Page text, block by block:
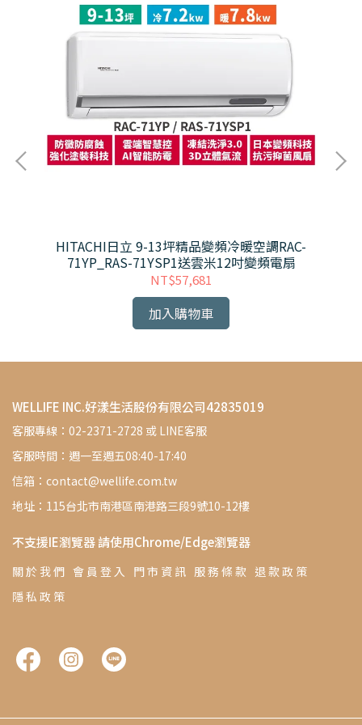
HITACHI日立 9-13坪精品變頻冷暖空調RAC-
71YP_RAS-71YSP1送雲米12吋變頻電扇
NT$57,681
加入購物車
WELLIFE INC.好漾生活股份有限公司42835019
客服專線：02-2371-2728 或 LINE客服
客服時間：週一至週五08:40-17:40
信箱：contact@wellife.com.tw
地址：115台北市南港區南港路三段9號10-12樓
不支援IE瀏覽器 請使用Chrome/Edge瀏覽器
關 於 我 們 會 員 登 入 門 市 資 訊 服 務 條 款 退 款 政 策
隱 私 政 策